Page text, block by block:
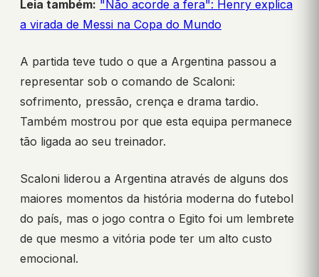
Leia também: "Não acorde a fera": Henry explica
a virada de Messi na Copa do Mundo
A partida teve tudo o que a Argentina passou a
representar sob o comando de Scaloni:
sofrimento, pressão, crença e drama tardio.
Também mostrou por que esta equipa permanece
tão ligada ao seu treinador.
Scaloni liderou a Argentina através de alguns dos
maiores momentos da história moderna do futebol
do país, mas o jogo contra o Egito foi um lembrete
de que mesmo a vitória pode ter um alto custo
emocional.